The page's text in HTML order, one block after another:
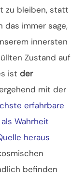
zu bleiben, statt
das immer sage,
innersten
Zustand auf
ist der
mit der
erfahrbare
Wahrheit
heraus
befinden